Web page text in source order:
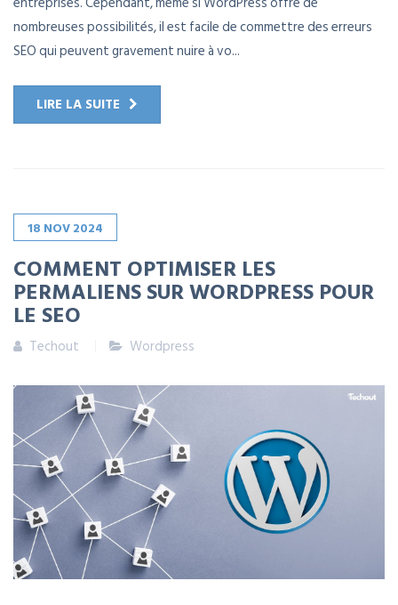
nombreuses possibilités, il est facile de commettre des erreurs
SEO qui peuvent gravement nuire à vo...
LIRE LA SUITE
18 NOV2024
COMMENT OPTIMISER LES
PERMALIENS SUR WORDPRESS POUR
LE SEO
Techout Wordpress